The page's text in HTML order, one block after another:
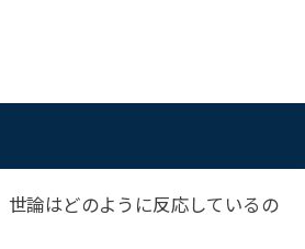
世論はどのように反応しているの